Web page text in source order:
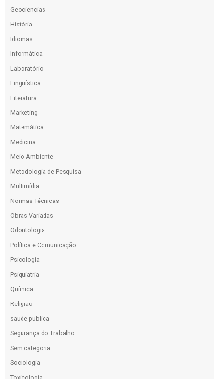
Geociencias
História
Idiomas
Informática
Laboratório
Linguística
Literatura
Marketing
Matemática
Medicina
Meio Ambiente
Metodologia de Pesquisa
Multimídia
Normas Técnicas
Obras Variadas
Odontologia
Política e Comunicação
Psicologia
Psiquiatria
Química
Religiao
saude publica
Segurança do Trabalho
Sem categoria
Sociologia
Toxicologia